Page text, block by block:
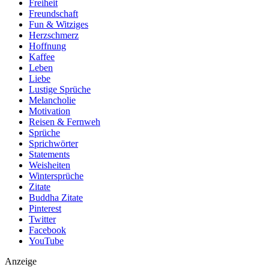
Freiheit
Freundschaft
Fun & Witziges
Herzschmerz
Hoffnung
Kaffee
Leben
Liebe
Lustige Sprüche
Melancholie
Motivation
Reisen & Fernweh
Sprüche
Sprichwörter
Statements
Weisheiten
Wintersprüche
Zitate
Buddha Zitate
Pinterest
Twitter
Facebook
YouTube
Anzeige